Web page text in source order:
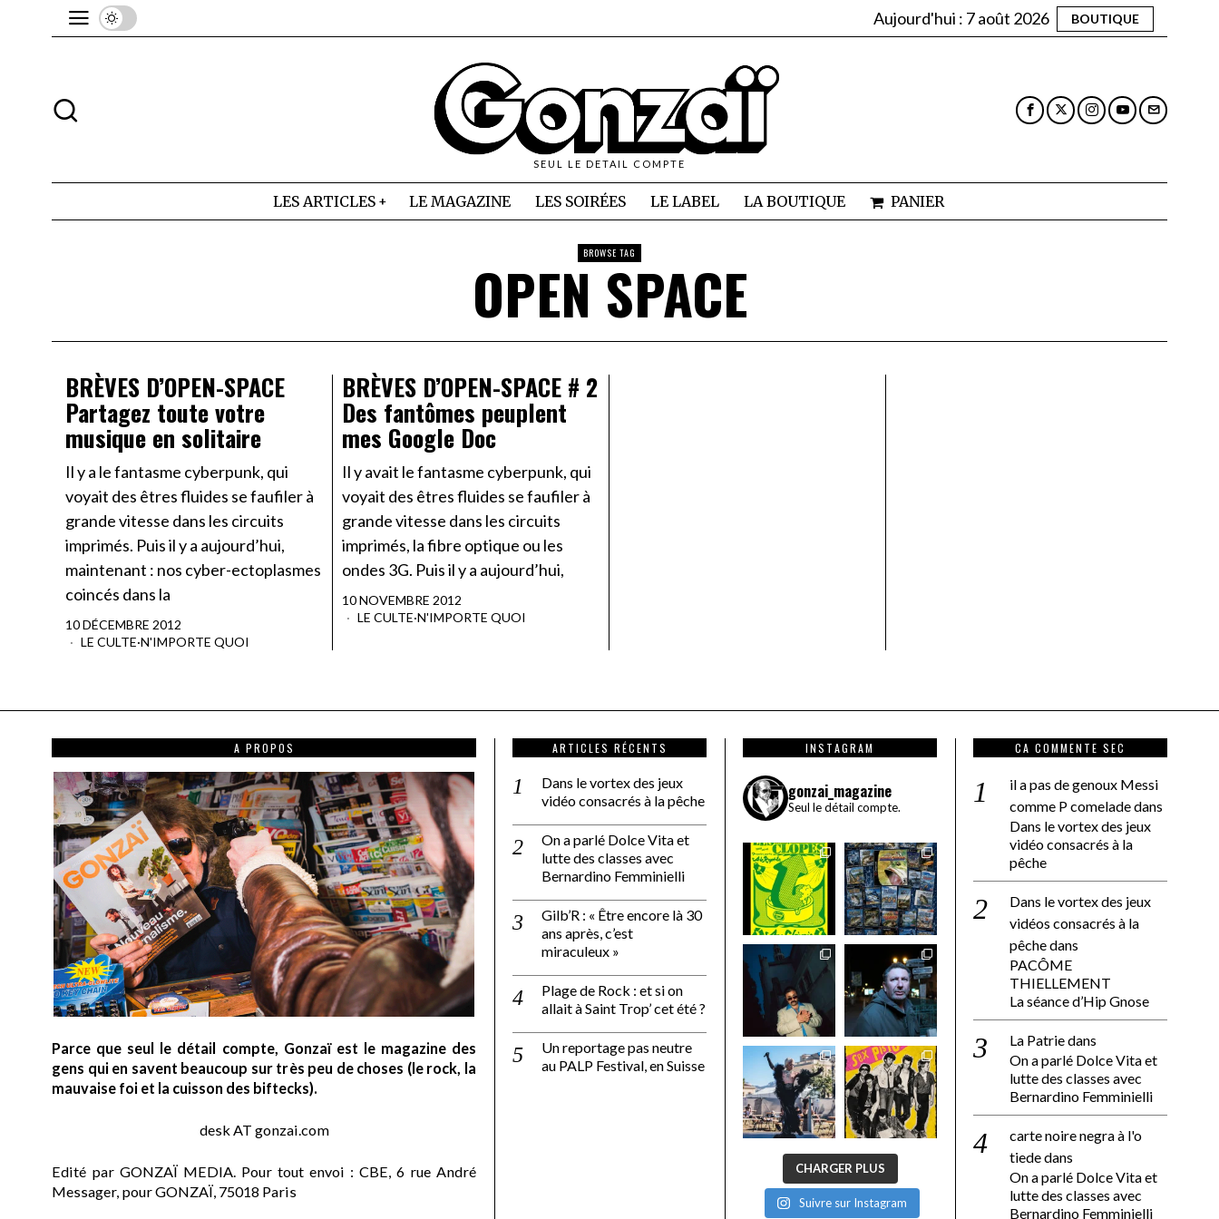
Aujourd'hui : 7 août 2026 BOUTIQUE
SEUL LE DETAIL COMPTE
LES ARTICLES LE MAGAZINE LES SOIRÉES LE LABEL LA BOUTIQUE PANIER
BROWSE TAG
OPEN SPACE
BRÈVES D’OPEN-SPACE
Partagez toute votre
musique en solitaire
Il y a le fantasme cyberpunk, qui
voyait des êtres fluides se faufiler à
grande vitesse dans les circuits
imprimés. Puis il y a aujourd’hui,
maintenant : nos cyber-ectoplasmes
coincés dans la
10 DÉCEMBRE 2012
LE CULTE·N'IMPORTE QUOI
BRÈVES D’OPEN-SPACE # 2
Des fantômes peuplent
mes Google Doc
Il y avait le fantasme cyberpunk, qui
voyait des êtres fluides se faufiler à
grande vitesse dans les circuits
imprimés, la fibre optique ou les
ondes 3G. Puis il y a aujourd’hui,
10 NOVEMBRE 2012
LE CULTE·N'IMPORTE QUOI
A PROPOS
Parce que seul le détail compte, Gonzaï est le magazine des
gens qui en savent beaucoup sur très peu de choses (le rock, la
mauvaise foi et la cuisson des biftecks).
desk AT gonzai.com
Edité par GONZAÏ MEDIA. Pour tout envoi : CBE, 6 rue André
Messager, pour GONZAÏ, 75018 Paris
ARTICLES RÉCENTS
Dans le vortex des jeux
vidéo consacrés à la pêche
On a parlé Dolce Vita et
lutte des classes avec
Bernardino Femminielli
Gilb’R : « Être encore là 30
ans après, c’est
miraculeux »
Plage de Rock : et si on
allait à Saint Trop’ cet été ?
Un reportage pas neutre
au PALP Festival, en Suisse
INSTAGRAM
gonzai_magazine
Seul le détail compte.
CHARGER PLUS
Suivre sur Instagram
CA COMMENTE SEC
il a pas de genoux Messi
comme P comeladedans
Dans le vortex des jeux
vidéo consacrés à la
pêche
Dans le vortex des jeux
vidéos consacrés à la
pêchedans
PACÔME
THIELLEMENT
La séance d’Hip Gnose
La Patriedans
On a parlé Dolce Vita et
lutte des classes avec
Bernardino Femminielli
carte noire negra à l'o
tiededans
On a parlé Dolce Vita et
lutte des classes avec
Bernardino Femminielli